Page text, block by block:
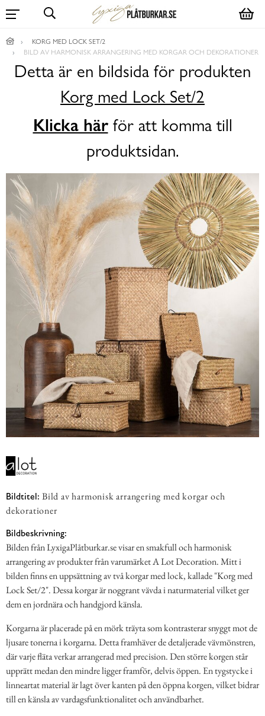
KORG MED LOCK SET/2
BILD AV HARMONISK ARRANGERING MED KORGAR OCH DEKORATIONER
Detta är en bildsida för produkten
Korg med Lock Set/2
Klicka härför att komma till
produktsidan.
Bildtitel: Bild av harmonisk arrangering med korgar och
dekorationer
Bildbeskrivning:
Bilden från LyxigaPlåtburkar.se visar en smakfull och harmonisk
arrangering av produkter från varumärket A Lot Decoration. Mitt i
bilden finns en uppsättning av två korgar med lock, kallade "Korg med
Lock Set/2". Dessa korgar är noggrant vävda i naturmaterial vilket ger
dem en jordnära och handgjord känsla.
Korgarna är placerade på en mörk träyta som kontrasterar snyggt mot de
ljusare tonerna i korgarna. Detta framhäver de detaljerade vävmönstren,
där varje fläta verkar arrangerad med precision. Den större korgen står
upprätt medan den mindre ligger framför, delvis öppen. En tygstycke i
linneartat material är lagt över kanten på den öppna korgen, vilket bidrar
till en känsla av vardagsfunktionalitet och användbarhet.